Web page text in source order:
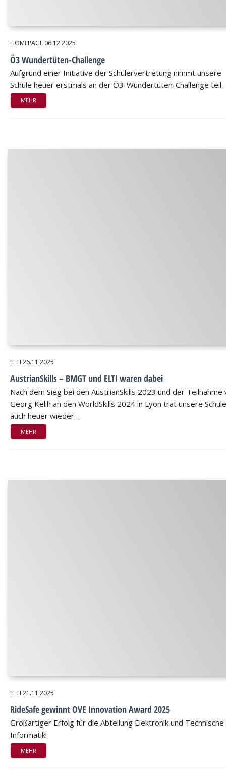
HOMEPAGE 06.12.2025
Ö3 Wundertüten-Challenge
Aufgrund einer Initiative der Schülervertretung nimmt unsere
Schule heuer erstmals an der Ö3-Wundertüten-Challenge teil.
MEHR
ELTI 26.11.2025
AustrianSkills – BMGT und ELTI waren dabei
Nach dem Sieg bei den AustrianSkills 2023 und der Teilnahme
Georg Kelih an den WorldSkills 2024 in Lyon trat unsere Schule
auch heuer wieder…
MEHR
ELTI 21.11.2025
RideSafe gewinnt OVE Innovation Award 2025
Großartiger Erfolg für die Abteilung Elektronik und Technische
Informatik!
MEHR